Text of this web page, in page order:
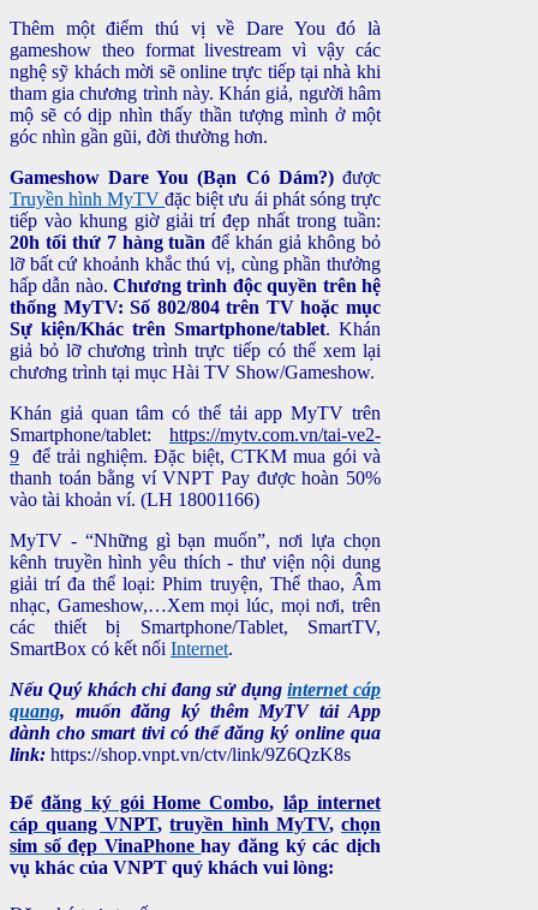
Thêm một điểm thú vị về Dare You đó là
gameshow theo format livestream vì vậy các
nghệ sỹ khách mời sẽ online trực tiếp tại nhà khi
tham gia chương trình này. Khán giả, người hâm
mộ sẽ có dịp nhìn thấy thần tượng mình ở một
góc nhìn gần gũi, đời thường hơn.
Gameshow Dare You (Bạn Có Dám?)được
Truyền hình MyTVđặc biệt ưu ái phát sóng trực
tiếp vào khung giờ giải trí đẹp nhất trong tuần:
20h tối thứ 7 hàng tuần để khán giả không bỏ
lỡ bất cứ khoảnh khắc thú vị, cùng phần thưởng
hấp dẫn nào.Chương trình độc quyền trên hệ
thống MyTV: Số 802/804 trên TV hoặc mục
Sự kiện/Khác trên Smartphone/tablet. Khán
giả bỏ lỡ chương trình trực tiếp có thể xem lại
chương trình tại mục Hài TV Show/Gameshow.
Khán giả quan tâm có thể tải app MyTV trên
Smartphone/tablet: https://mytv.com.vn/tai-ve2-
9 để trải nghiệm. Đặc biệt, CTKM mua gói và
thanh toán bằng ví VNPT Pay được hoàn 50%
vào tài khoản ví. (LH 18001166)
MyTV - “Những gì bạn muốn”, nơi lựa chọn
kênh truyền hình yêu thích - thư viện nội dung
giải trí đa thể loại: Phim truyện, Thể thao, Âm
nhạc, Gameshow,…Xem mọi lúc, mọi nơi, trên
các thiết bị Smartphone/Tablet, SmartTV,
SmartBox có kết nối Internet.
Nếu Quý khách chỉ đang sử dụnginternet cáp
quang, muốn đăng ký thêm MyTV tải App
dành cho smart tivi có thể đăng ký online qua
link: https://shop.vnpt.vn/ctv/link/9Z6QzK8s
Đểđăng ký gói Home Combo, lắp internet
cáp quang VNPT,truyền hình MyTV, chọn
sim số đẹp VinaPhonehay đăng ký các dịch
vụ khác của VNPT quý khách vui lòng: